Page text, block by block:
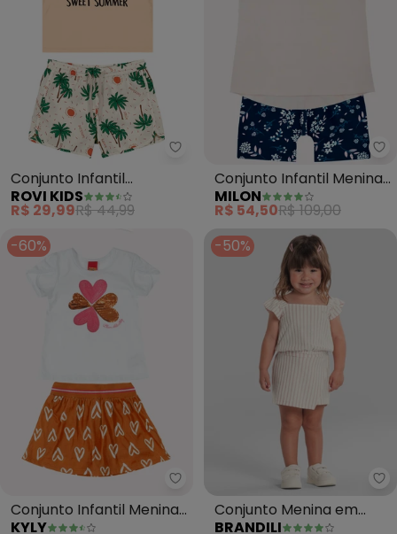
Rovi Kids - Conjunto Infantil
Conjunto Infantil
Feminino Summer (Bege)
ROVI KIDS
R$ 29,99R$ 44,99
Conjunto Infantil Menina
Estampa (Off White)
MILON
R$ 54,50R$ 109,00
-60%
Kyly - Conjunto Infantil Menina
Conjunto Infantil Menina
KYLY
-50%
Conjunto Menina em
BRANDILI